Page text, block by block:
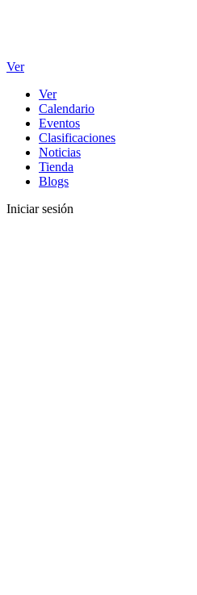
Ver
Ver
Calendario
Eventos
Clasificaciones
Noticias
Tienda
Blogs
Iniciar sesión